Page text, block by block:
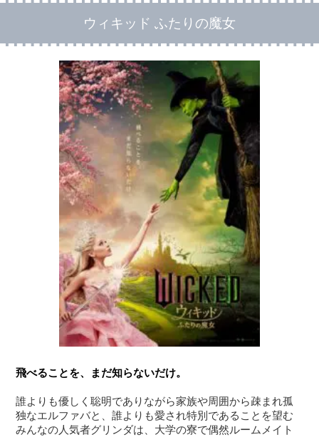
ウィキッド ふたりの魔女
飛べることを、まだ知らないだけ。
誰よりも優しく聡明でありながら家族や周囲から疎まれ孤
独なエルファバと、誰よりも愛され特別であることを望む
みんなの人気者グリンダは、大学の寮で偶然ルームメイト